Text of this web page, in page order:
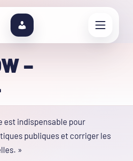
–
est indispensable pour
publiques et corriger les
»